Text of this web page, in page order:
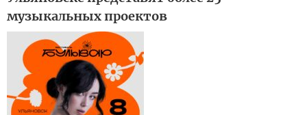
музыкальных проектов